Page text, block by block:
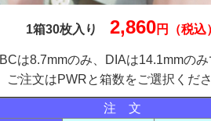
1箱30枚入り 2,860円（税込
BCは8.7mmのみ、DIAは14.1mmのみ
ご注文はPWRと箱数をご選択くださ
注 文